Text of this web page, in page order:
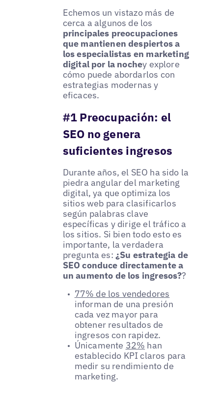
Echemos un vistazo más de
cerca a algunos de los
principales preocupaciones
que mantienen despiertos a
los especialistas en marketing
digital por la nochey explore
cómo puede abordarlos con
estrategias modernas y
eficaces.
#1 Preocupación: el
SEO no genera
suficientes ingresos
Durante años, el SEO ha sido la
piedra angular del marketing
digital, ya que optimiza los
sitios web para clasificarlos
según palabras clave
específicas y dirige el tráfico a
los sitios. Si bien todo esto es
importante, la verdadera
pregunta es: ¿Su estrategia de
SEO conduce directamente a
un aumento de los ingresos??
77% de los vendedores
informan de una presión
cada vez mayor para
obtener resultados de
ingresos con rapidez.
Únicamente 32% han
establecido KPI claros para
medir su rendimiento de
marketing.